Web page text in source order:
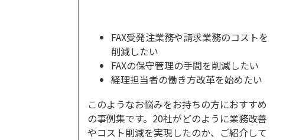
FAX受発注業務や請求業務のコストを
削減したい
FAXの保守管理の手間を削減したい
経理担当者の働き方改革を始めたい
このようなお悩みをお持ちの方におすすめ
の事例集です。20社がどのように業務改善
やコスト削減を実現したのか、ご紹介して